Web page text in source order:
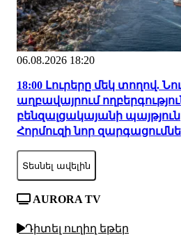
06.08.2026 18:20
18:00 Լուրերը մեկ տողով.
աղբավայրում
բենզալցակայանի
Հորմուզի նոր
Տեսնել ավելին
AURORA TV
Դիտել ուղիղ եթեր